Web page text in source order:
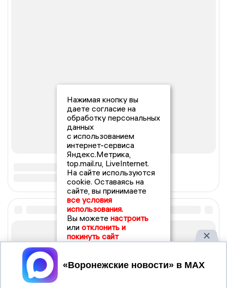
Нажимая кнопку вы
даете согласие на
обработку персональных
данных
с использованием
интернет-сервиса
Яндекс.Метрика,
top.mail.ru, LiveInternet.
На сайте используются
cookie. Оставаясь на
сайте, вы принимаете
все условия
использования.
Вы можете настроить
или отклонить и
покинуть сайт
Принять